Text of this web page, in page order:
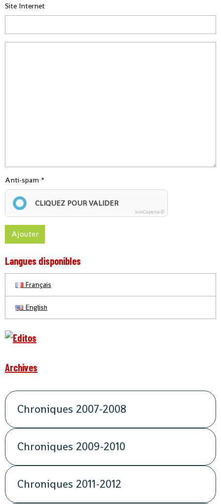
Site Internet
Anti-spam
CLIQUEZ POUR VALIDER
IconCaptcha ©
Ajouter
Langues disponibles
Français
English
Archives
Chroniques 2007-2008
Chroniques 2009-2010
Chroniques 2011-2012